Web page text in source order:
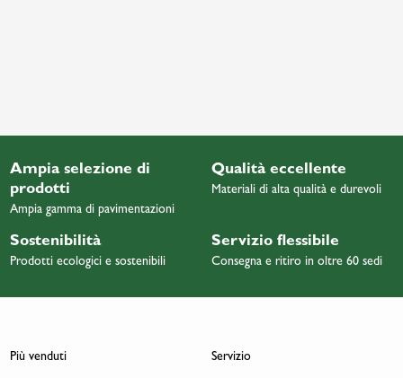
Ampia selezione di
prodotti
Ampia gamma di pavimentazioni
Qualità eccellente
Materiali di alta qualità e durevoli
Sostenibilità
Prodotti ecologici e sostenibili
Servizio flessibile
Consegna e ritiro in oltre 60 sedi
Più venduti Servizio